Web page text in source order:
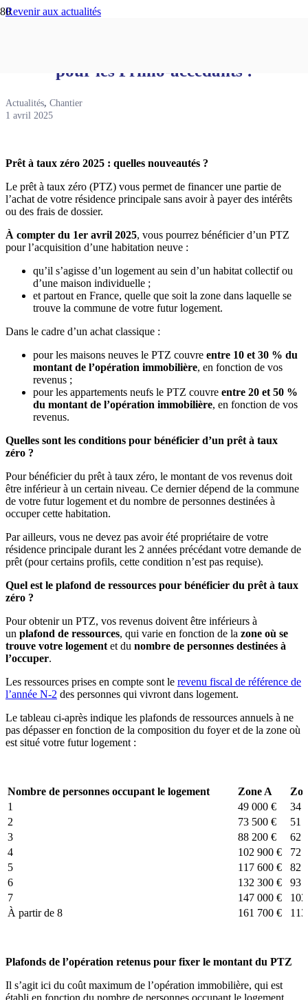
Revenir aux actualités
pour les Primo-accédants !
Actualités, Chantier
1 avril 2025
Prêt à taux zéro 2025 : quelles nouveautés ?
Le prêt à taux zéro (PTZ) vous permet de financer une partie de
l’achat de votre résidence principale sans avoir à payer des intérêts
ou des frais de dossier.
À compter du 1er avril 2025, vous pourrez bénéficier d’un PTZ
pour l’acquisition d’une habitation neuve :
qu’il s’agisse d’un logement au sein d’un habitat collectif ou
d’une maison individuelle ;
et partout en France, quelle que soit la zone dans laquelle se
trouve la commune de votre futur logement.
Dans le cadre d’un achat classique :
pour les maisons neuves le PTZ couvre entre 10 et 30 % du
montant de l’opération immobilière, en fonction de vos
revenus ;
pour les appartements neufs le PTZ couvre entre 20 et 50 %
du montant de l’opération immobilière, en fonction de vos
revenus.
Quelles sont les conditions pour bénéficier d’un prêt à taux
zéro ?
Pour bénéficier du prêt à taux zéro, le montant de vos revenus doit
être inférieur à un certain niveau. Ce dernier dépend de la commune
de votre futur logement et du nombre de personnes destinées à
occuper cette habitation.
Par ailleurs, vous ne devez pas avoir été propriétaire de votre
résidence principale durant les 2 années précédant votre demande de
prêt (pour certains profils, cette condition n’est pas requise).
Quel est le plafond de ressources pour bénéficier du prêt à taux
zéro ?
Pour obtenir un PTZ, vos revenus doivent être inférieurs à
un plafond de ressources, qui varie en fonction de la zone où se
trouve votre logement et du nombre de personnes destinées à
l’occuper.
Les ressources prises en compte sont le revenu fiscal de référence de
l’année N-2 des personnes qui vivront dans logement.
Le tableau ci-après indique les plafonds de ressources annuels à ne
pas dépasser en fonction de la composition du foyer et de la zone où
est situé votre futur logement :
Nombre de personnes occupant le logement Zone A
1
49 000 €
34
2
73 500 €
51
3
88 200 €
62
4
102 900 €
72
5
117 600 €
82
6
132 300 €
93
7
147 000 €
À partir de 8
161 700 €
Plafonds de l’opération retenus pour fixer le montant du PTZ
Il s’agit ici du coût maximum de l’opération immobilière, qui est
établi en fonction du nombre de personnes occupant le logement